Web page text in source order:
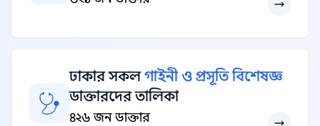
ঢাকার সকলগাইনী ও প্রসূতি বিশেষজ্ঞ
ডাক্তারদের তালিকা
৪২৬ জন ডাক্তার